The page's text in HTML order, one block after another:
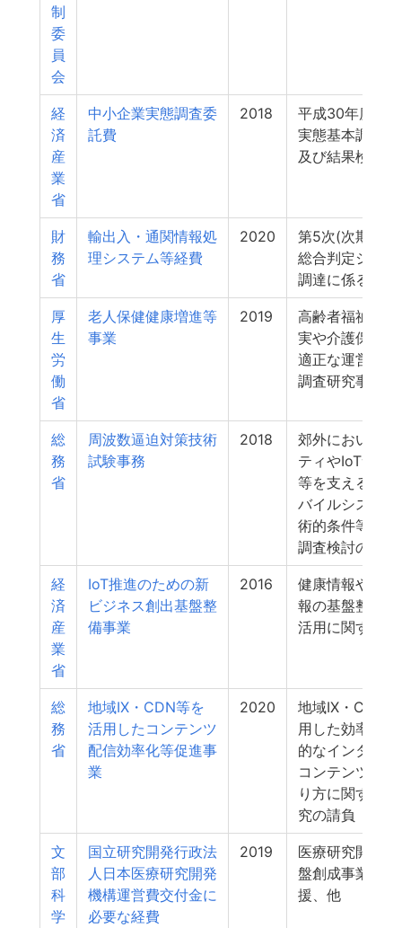
制
委
員
会
経
済
産
業
省
中小企業実態調査委
託費
2018
平成30年度中
実態基本調査の
及び結果検証
財
務
省
輸出入・通関情報処
理システム等経費
2020
第5次(次期)通
総合判定システ
調達に係る業務
厚
生
労
働
省
老人保健健康増進等
事業
2019
高齢者福祉施策
実や介護保険制
適正な運営に資
調査研究事業
総
務
省
周波数逼迫対策技術
試験事務
2018
郊外においてモ
ティやIoTサー
等を支える次世
バイルシステム
術的条件等に関
調査検討の請負
経
済
産
業
省
IoT推進のための新
ビジネス創出基盤整
備事業
2016
健康情報や遺伝
報の基盤整備及
活用に関する実
総
務
省
地域IX・CDN等を
活用したコンテンツ
配信効率化等促進事
業
2020
地域IX・CDN
用した効率的
的なインター
コンテンツ配
り方に関する
究の請負
文
部
科
学
国立研究開発行政法
人日本医療研究開発
機構運営費交付金に
必要な経費
2019
医療研究開発
盤創成事業の管
援、他